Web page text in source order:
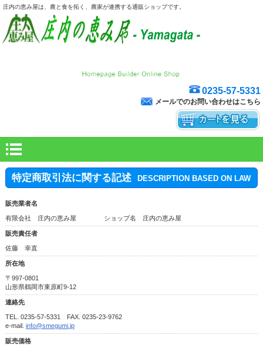
庄内の恵み屋は、農と食を拓く、農家が連携する通販ショップです。
0235-57-5331
メールでのお問い合わせはこちら
特定商取引法に関する記述 DESCRIPTION BASED ON LAW
販売業者名
有限会社 庄内の恵み屋 ショップ名 庄内の恵み屋
販売責任者
佐藤 幸直
所在地
〒997-0801
山形県鶴岡市東原町9-12
連絡先
TEL. 0235-57-5331 FAX. 0235-23-9762
e-mail. info@smegumi.jp
販売価格